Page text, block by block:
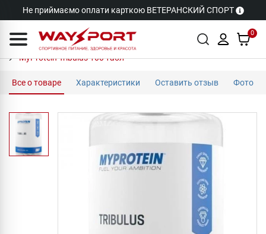
Не приймаємо оплати карткою ВЕТЕРАНСКИЙ СПОРТ
0
MyProtein Tribulus 100 табл
Все о товаре Характеристики Оставить отзыв Фото